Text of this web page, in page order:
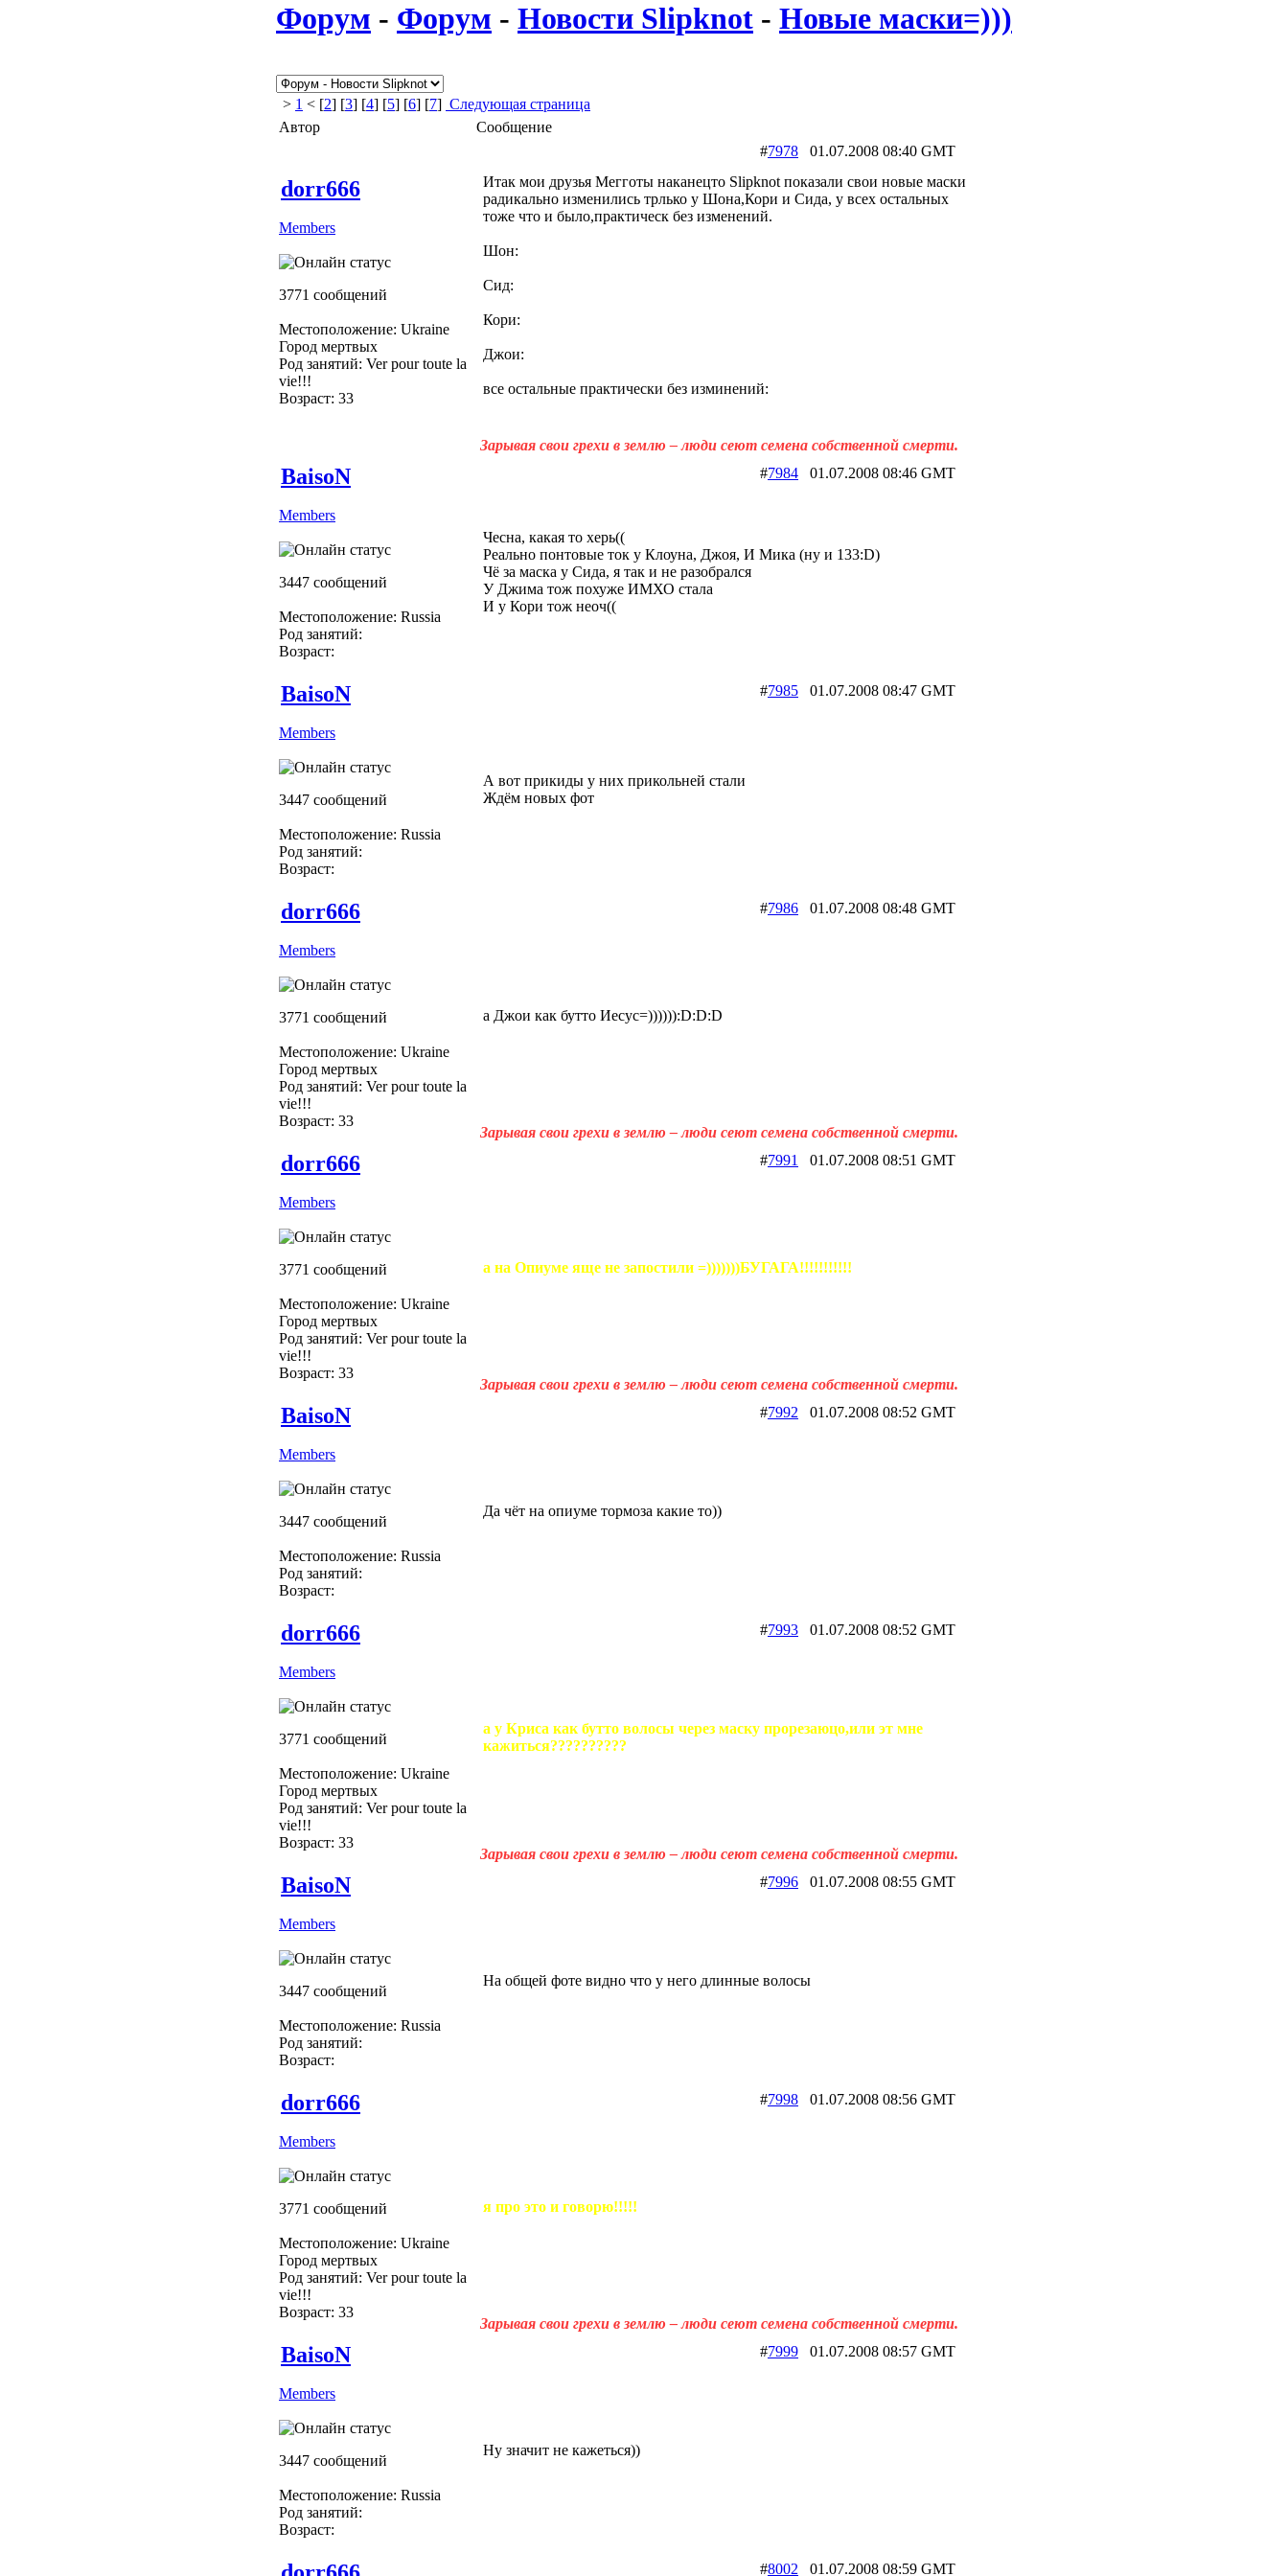
Форум - Форум - Новости Slipknot - Новые маски=)))
> 1 < [2] [3] [4] [5] [6] [7] Следующая страница
Автор
Сообщение
dorr666
Members
3771 сообщений
Местоположение: Ukraine
Город мертвых
Род занятий: Ver pour toute la
vie!!!
Возраст: 33
#7978 01.07.2008 08:40 GMT
Итак мои друзья Мегготы наканецто Slipknot показали свои новые маски
радикально изменились трлько у Шона,Кори и Сида, у всех остальных
тоже что и было,практическ без изменений.
Шон:
Сид:
Кори:
Джои:
все остальные практически без изминений:
Зарывая свои грехи в землю – люди сеют семена собственной смерти.
BaisoN
Members
3447 сообщений
Местоположение: Russia
Род занятий:
Возраст:
#7984 01.07.2008 08:46 GMT
Чесна, какая то херь((
Реально понтовые ток у Клоуна, Джоя, И Мика (ну и 133:D)
Чё за маска у Сида, я так и не разобрался
У Джима тож похуже ИМХО стала
И у Кори тож неоч((
BaisoN
Members
3447 сообщений
Местоположение: Russia
Род занятий:
Возраст:
#7985 01.07.2008 08:47 GMT
А вот прикиды у них прикольней стали
Ждём новых фот
dorr666
Members
3771 сообщений
Местоположение: Ukraine
Город мертвых
Род занятий: Ver pour toute la
vie!!!
Возраст: 33
#7986 01.07.2008 08:48 GMT
а Джои как бутто Иесус=)))))):D:D:D
Зарывая свои грехи в землю – люди сеют семена собственной смерти.
dorr666
Members
3771 сообщений
Местоположение: Ukraine
Город мертвых
Род занятий: Ver pour toute la
vie!!!
Возраст: 33
#7991 01.07.2008 08:51 GMT
а на Опиуме яще не запостили =)))))))БУГАГА!!!!!!!!!!!
Зарывая свои грехи в землю – люди сеют семена собственной смерти.
BaisoN
Members
3447 сообщений
Местоположение: Russia
Род занятий:
Возраст:
#7992 01.07.2008 08:52 GMT
Да чёт на опиуме тормоза какие то))
dorr666
Members
3771 сообщений
Местоположение: Ukraine
Город мертвых
Род занятий: Ver pour toute la
vie!!!
Возраст: 33
#7993 01.07.2008 08:52 GMT
а у Криса как бутто волосы через маску прорезаюцо,или эт мне
кажиться??????????
Зарывая свои грехи в землю – люди сеют семена собственной смерти.
BaisoN
Members
3447 сообщений
Местоположение: Russia
Род занятий:
Возраст:
#7996 01.07.2008 08:55 GMT
На общей фоте видно что у него длинные волосы
dorr666
Members
3771 сообщений
Местоположение: Ukraine
Город мертвых
Род занятий: Ver pour toute la
vie!!!
Возраст: 33
#7998 01.07.2008 08:56 GMT
я про это и говорю!!!!!
Зарывая свои грехи в землю – люди сеют семена собственной смерти.
BaisoN
Members
3447 сообщений
Местоположение: Russia
Род занятий:
Возраст:
#7999 01.07.2008 08:57 GMT
Ну значит не кажеться))
#8002 01.07.2008 08:59 GMT